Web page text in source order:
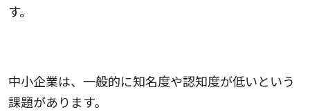
す。
中小企業は、一般的に知名度や認知度が低いという
課題があります。